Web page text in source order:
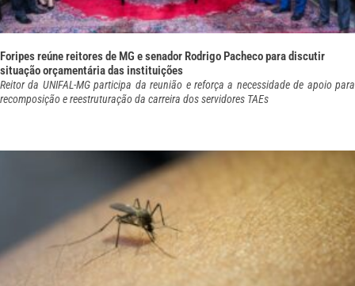
Foripes reúne reitores de MG e senador Rodrigo Pacheco para discutir
situação orçamentária das instituições
Reitor da UNIFAL-MG participa da reunião e reforça a necessidade de apoio para
recomposição e reestruturação da carreira dos servidores TAEs